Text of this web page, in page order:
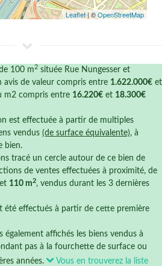
Leaflet| ©OpenStreetMap
100 m 2 située Rue Nungesser et
avis de valeur compris entre 1.622.000€ et
m2 compris entre 16.220€ et 18.300€
est effectuée à partir de multiples
vendus (de surface équivalente), à
bien.
tracé un cercle autour de ce bien de
de ventes effectuées à proximité, de
et 110 m2, vendus durant les 3 dernières
été effectués à partir de cette première
également affichés les biens vendus à
pas à la fourchette de surface ou
années.
Vous en trouverez la liste